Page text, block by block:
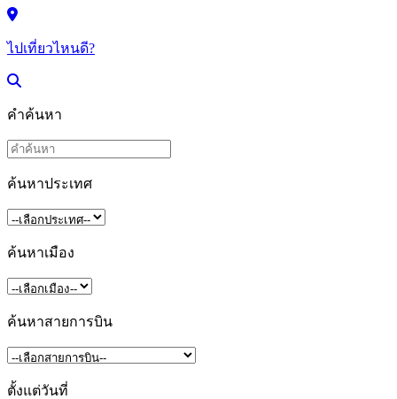
ไปเที่ยวไหนดี?
คำค้นหา
ค้นหาประเทศ
ค้นหาเมือง
ค้นหาสายการบิน
ตั้งแต่วันที่